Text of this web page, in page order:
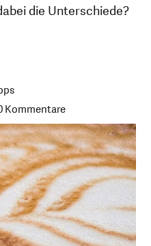
die Unterschiede?
eine Unterhaltung
Kommentare